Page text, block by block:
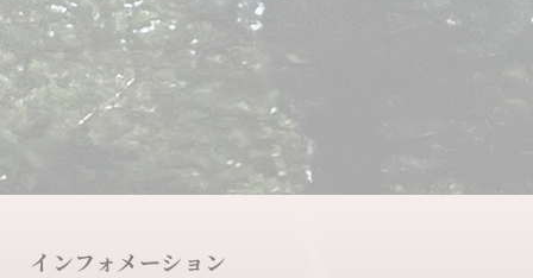
インフォメーション